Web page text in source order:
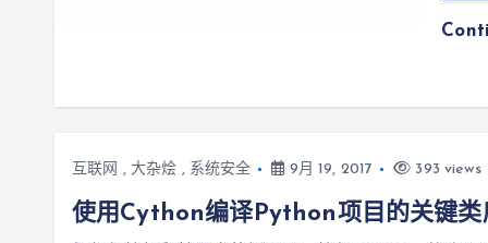
互联网 , 大杂烩 , 系统安全 9月 19, 2017 393 views
使用Cython编译Python项目的关键类